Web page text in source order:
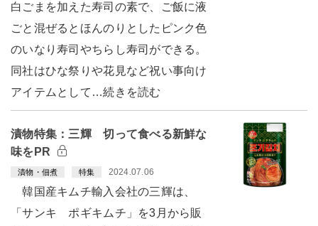
白ごまを加えた寿司の素で、ご飯に液
ごと混ぜるとほんのりとしたピンク色
のいなり寿司やちらし寿司ができる。
同社はひな祭りや花見など祝い事向け
アイテムとして…続きを読む
漬物特集：三輝 切って食べる新鮮な
味をPR
漬物・佃煮 特集 2024.07.06
韓国産キムチ輸入会社の三輝は、
「サンキ ポギキムチ」を3月から販